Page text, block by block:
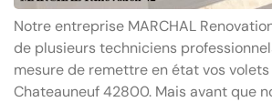
Notre entreprise MARCHAL
de plusieurs techniciens
mesure de remettre en état vos
Chateauneuf 42800. Mais avant que